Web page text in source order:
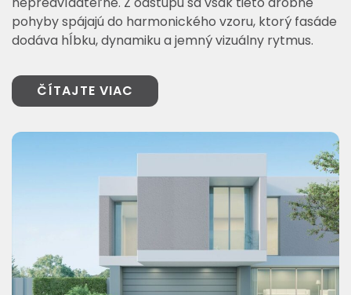
pohyby spájajú do harmonického vzoru, ktorý fasáde
dodáva hĺbku, dynamiku a jemný vizuálny rytmus.
ČÍTAJTE VIAC